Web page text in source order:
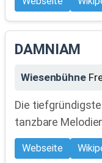
DAMNIAM
Wiesenbühne
Die
tanzbare
Webseite